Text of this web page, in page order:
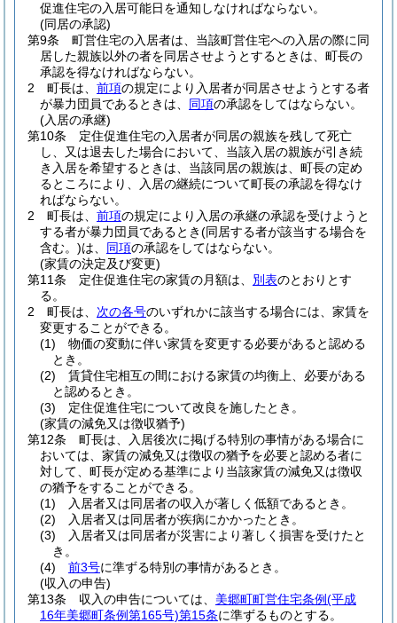
促進住宅の入居可能日を通知しなければならない。
(同居の承認)
第9条
町営住宅の入居者は、当該町営住宅への入居の際に同
居した親族以外の者を同居させようとするときは、町長の
承認を得なければならない。
2
町長は、 前項の規定により入居者が同居させようとする者
が暴力団員であるときは、 同項の承認をしてはならない。
(入居の承継)
第10条
定住促進住宅の入居者が同居の親族を残して死亡
し、又は退去した場合において、当該入居の親族が引き続
き入居を希望するときは、当該同居の親族は、町長の定め
るところにより、入居の継続について町長の承認を得なけ
ればならない。
2
町長は、 前項の規定により入居の承継の承認を受けようと
する者が暴力団員であるとき(同居する者が該当する場合を
含む。)は、 同項の承認をしてはならない。
(家賃の決定及び変更)
第11条
定住促進住宅の家賃の月額は、 別表のとおりとす
る。
2
町長は、 次の各号のいずれかに該当する場合には、家賃を
変更することができる。
(1)
物価の変動に伴い家賃を変更する必要があると認める
とき。
(2)
賃貸住宅相互の間における家賃の均衡上、必要がある
と認めるとき。
(3)
定住促進住宅について改良を施したとき。
(家賃の減免又は徴収猶予)
第12条
町長は、入居後次に掲げる特別の事情がある場合に
おいては、家賃の減免又は徴収の猶予を必要と認める者に
対して、町長が定める基準により当該家賃の減免又は徴収
の猶予をすることができる。
(1)
入居者又は同居者の収入が著しく低額であるとき。
(2)
入居者又は同居者が疾病にかかったとき。
(3)
入居者又は同居者が災害により著しく損害を受けたと
き。
(4)
前3号に準ずる特別の事情があるとき。
(収入の申告)
第13条
収入の申告については、 美郷町町営住宅条例(平成
16年美郷町条例第165号)第15条に準ずるものとする。